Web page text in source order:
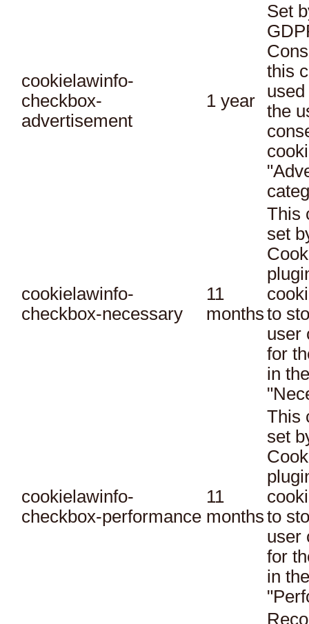
cookielawinfo-
checkbox-
advertisement
1 year
Set
this
the
cookielawinfo-
checkbox-necessary
11
months
This
set
to
user
for
in
cookielawinfo-
checkbox-performance
11
months
This
set
to
user
for
in